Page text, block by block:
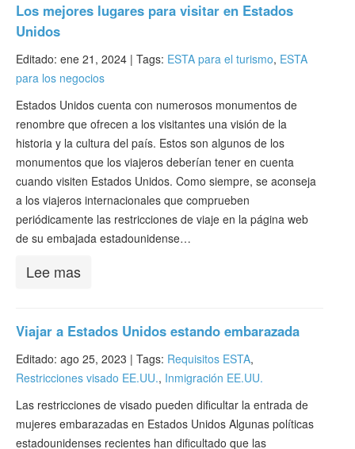
¿Qué es ESTA?
VWP
Verificar ESTA
ESTA Información
Contacto
Los mejores lugares para visitar en Estados
Unidos
Editado: ene 21, 2024 | Tags: ESTA para el turismo, ESTA
para los negocios
Estados Unidos cuenta con numerosos monumentos de
renombre que ofrecen a los visitantes una visión de la
historia y la cultura del país. Estos son algunos de los
monumentos que los viajeros deberían tener en cuenta
cuando visiten Estados Unidos. Como siempre, se aconseja
a los viajeros internacionales que comprueben
periódicamente las restricciones de viaje en la página web
de su embajada estadounidense…
Lee mas
Viajar a Estados Unidos estando embarazada
Editado: ago 25, 2023 | Tags: Requisitos ESTA,
Restricciones visado EE.UU., Inmigración EE.UU.
Las restricciones de visado pueden dificultar la entrada de
mujeres embarazadas en Estados Unidos Algunas políticas
estadounidenses recientes han dificultado que las